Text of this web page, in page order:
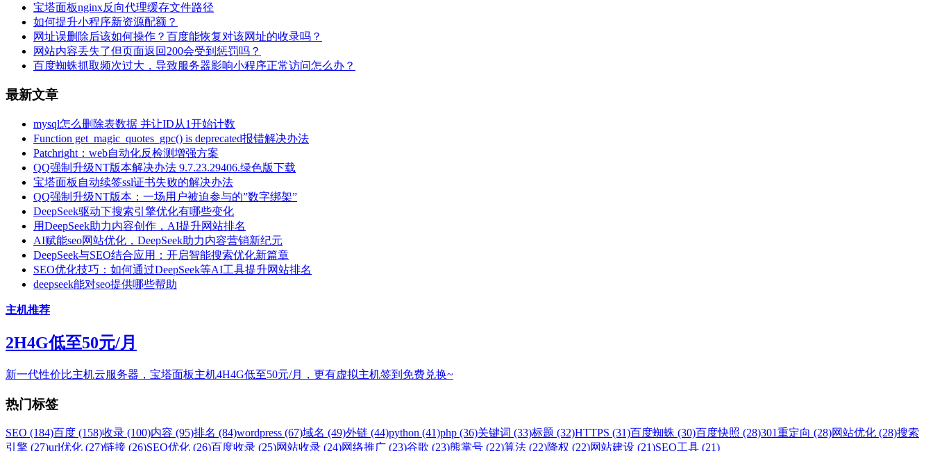
宝塔面板nginx反向代理缓存文件路径
如何提升小程序新资源配额？
网址误删除后该如何操作？百度能恢复对该网址的收录吗？
网站内容丢失了但页面返回200会受到惩罚吗？
百度蜘蛛抓取频次过大，导致服务器影响小程序正常访问怎么办？
最新文章
mysql怎么删除表数据 并让ID从1开始计数
Function get_magic_quotes_gpc() is deprecated报错解决办法
Patchright：web自动化反检测增强方案
QQ强制升级NT版本解决办法 9.7.23.29406.绿色版下载
宝塔面板自动续签ssl证书失败的解决办法
QQ强制升级NT版本：一场用户被迫参与的”数字绑架”
DeepSeek驱动下搜索引擎优化有哪些变化
用DeepSeek助力内容创作，AI提升网站排名
AI赋能seo网站优化，DeepSeek助力内容营销新纪元
DeepSeek与SEO结合应用：开启智能搜索优化新篇章
SEO优化技巧：如何通过DeepSeek等AI工具提升网站排名
deepseek能对seo提供哪些帮助
主机推荐
2H4G低至50元/月
新一代性价比主机云服务器，宝塔面板主机4H4G低至50元/月，更有虚拟主机签到免费兑换~
热门标签
SEO (184)百度 (158)收录 (100)内容 (95)排名 (84)wordpress (67)域名 (49)外链 (44)python (41)php (36)关键词 (33)标题 (32)HTTPS (31)百度蜘蛛 (30)百度快照 (28)301重定向 (28)网站优化 (28)搜索
引擎 (27)url优化 (27)链接 (26)SEO优化 (26)百度收录 (25)网站收录 (24)网络推广 (23)谷歌 (23)熊掌号 (22)算法 (22)降权 (22)网站建设 (21)SEO工具 (21)